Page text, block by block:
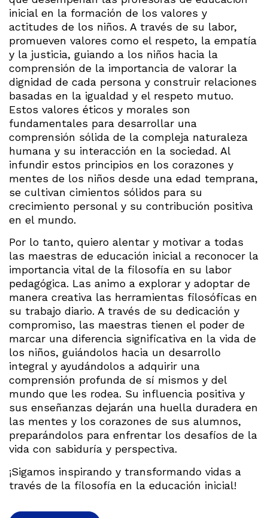
inicial en la formación de los valores y
actitudes de los niños. A través de su labor,
promueven valores como el respeto, la empatía
y la justicia, guiando a los niños hacia la
comprensión de la importancia de valorar la
dignidad de cada persona y construir relaciones
basadas en la igualdad y el respeto mutuo.
Estos valores éticos y morales son
fundamentales para desarrollar una
comprensión sólida de la compleja naturaleza
humana y su interacción en la sociedad. Al
infundir estos principios en los corazones y
mentes de los niños desde una edad temprana,
se cultivan cimientos sólidos para su
crecimiento personal y su contribución positiva
en el mundo.
Por lo tanto, quiero alentar y motivar a todas
las maestras de educación inicial a reconocer la
importancia vital de la filosofía en su labor
pedagógica. Las animo a explorar y adoptar de
manera creativa las herramientas filosóficas en
su trabajo diario. A través de su dedicación y
compromiso, las maestras tienen el poder de
marcar una diferencia significativa en la vida de
los niños, guiándolos hacia un desarrollo
integral y ayudándolos a adquirir una
comprensión profunda de sí mismos y del
mundo que les rodea. Su influencia positiva y
sus enseñanzas dejarán una huella duradera en
las mentes y los corazones de sus alumnos,
preparándolos para enfrentar los desafíos de la
vida con sabiduría y perspectiva.
¡Sigamos inspirando y transformando vidas a
través de la filosofía en la educación inicial!